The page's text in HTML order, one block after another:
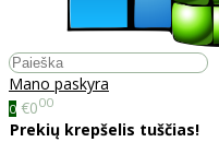
Mano paskyra
0 €000
Prekių krepšelis tuščias!